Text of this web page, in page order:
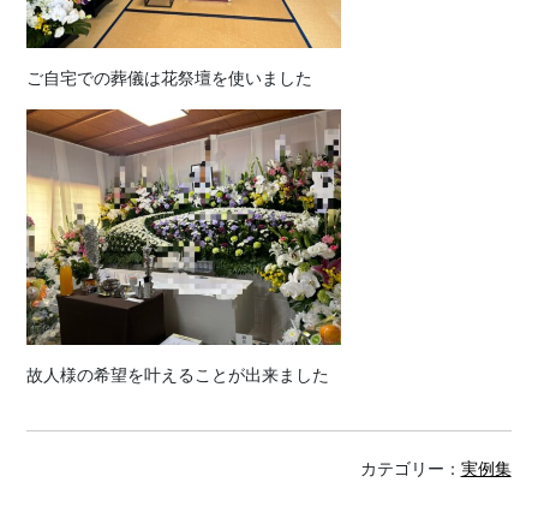
ご自宅での葬儀は花祭壇を使いました
故人様の希望を叶えることが出来ました
カテゴリー： 実例集